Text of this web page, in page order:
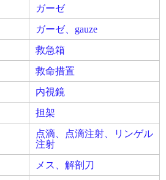
ガーゼ
ガーゼ、gauze
救急箱
救命措置
内視鏡
担架
点滴、点滴注射、リンゲル
注射
メス、解剖刀